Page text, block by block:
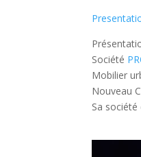
Société
Mobilier
Nouveau
Sa